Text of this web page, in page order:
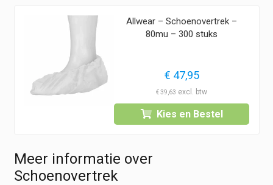
Allwear – Schoenovertrek –
80mu – 300 stuks
€ 47,95
€39,63
Kies en Bestel
Meer informatie over
Schoenovertrek